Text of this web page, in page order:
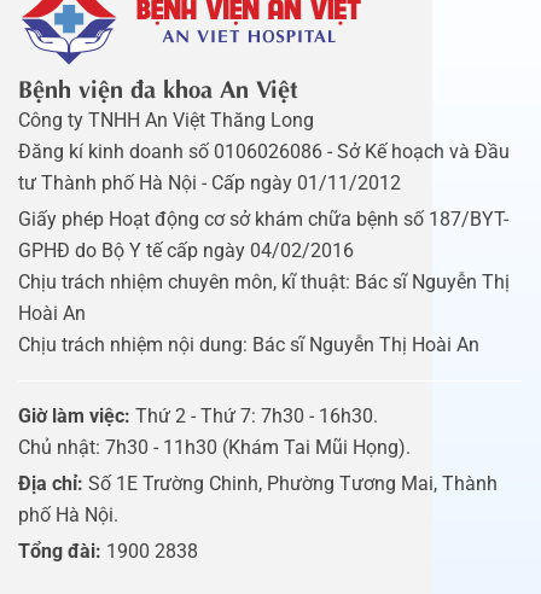
Bệnh viện đa khoa An Việt
Công ty TNHH An Việt Thăng Long
Đăng kí kinh doanh số 0106026086 - Sở Kế hoạch và Đầu
tư Thành phố Hà Nội - Cấp ngày 01/11/2012
Giấy phép Hoạt động cơ sở khám chữa bệnh số 187/BYT-
GPHĐ do Bộ Y tế cấp ngày 04/02/2016
Chịu trách nhiệm chuyên môn, kĩ thuật: Bác sĩ Nguyễn Thị
Hoài An
Chịu trách nhiệm nội dung: Bác sĩ Nguyễn Thị Hoài An
Giờ làm việc: Thứ 2 - Thứ 7: 7h30 - 16h30.
Chủ nhật: 7h30 - 11h30 (Khám Tai Mũi Họng).
Địa chỉ: Số 1E Trường Chinh, Phường Tương Mai, Thành
phố Hà Nội.
Tổng đài: 1900 2838